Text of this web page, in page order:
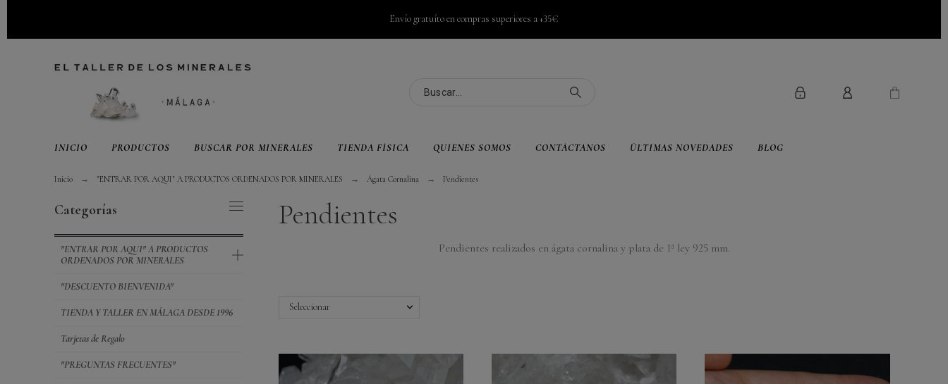
Envío gratuíto en compras superiores a +35€
INICIO PRODUCTOS BUSCAR POR MINERALES TIENDA FÍSICA QUIENES SOMOS CONTÁCTANOS ÚLTIMAS NOVEDADES BLOG
Inicio "ENTRAR POR AQUI" A PRODUCTOS ORDENADOS POR MINERALES Ágata Cornalina Pendientes
Categorías
"ENTRAR POR AQUI" A PRODUCTOS
ORDENADOS POR MINERALES
"DESCUENTO BIENVENIDA"
TIENDA Y TALLER EN MÁLAGA DESDE 1996
Tarjetas de Regalo
"PREGUNTAS FRECUENTES"
Pendientes
Pendientes realizados en ágata cornalina y plata de 1ª ley 925 mm.
Seleccionar